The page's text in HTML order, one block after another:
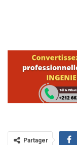
Partager